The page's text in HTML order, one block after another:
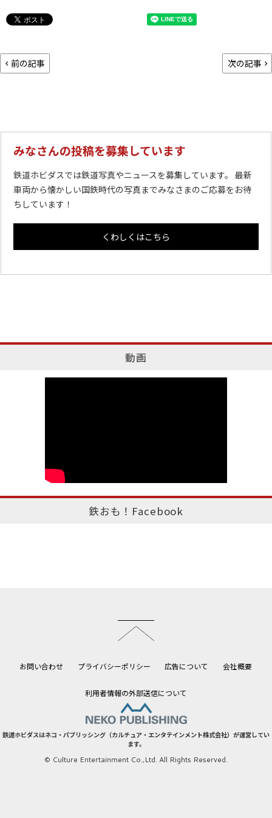
前の記事 次の記事
みなさんの投稿を募集しています
鉄道ホビダスでは鉄道写真やニュースを募集しています。 最新
車両から懐かしい国鉄時代の写真までみなさまのご応募をお待
ちしています！
くわしくはこちら
動画
鉄おも！Facebook
お問い合わせ プライバシーポリシー 広告について 会社概要
利用者情報の外部送信について
鉄道ホビダスはネコ・パブリッシング（カルチュア・エンタテインメント株式会社）が運営してい
ます。
© Culture Entertainment Co.,Ltd. All Rights Reserved.